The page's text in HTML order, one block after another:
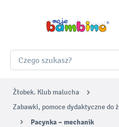
Żłobek. Klub malucha
Zabawki, pomoce dydaktyczne do
Pacynka – mechanik